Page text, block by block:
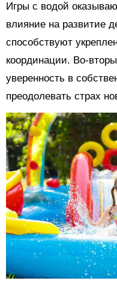
Игры с водой
влияние на развитие
способствуют
координации. Во-
уверенность в
преодолевать страх